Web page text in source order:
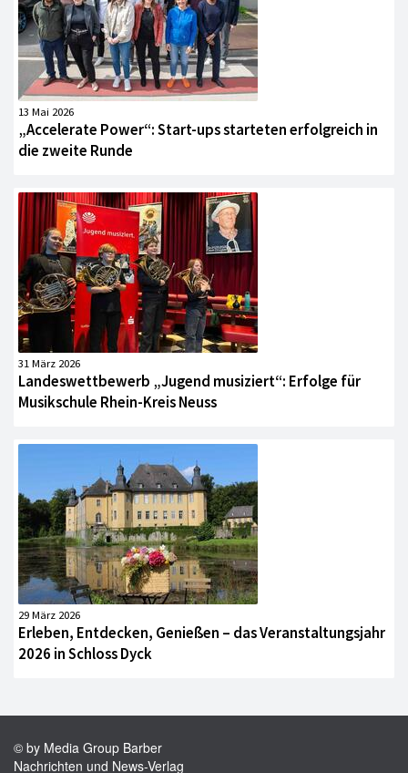
13 Mai 2026
„Accelerate Power“: Start-ups starteten erfolgreich in
die zweite Runde
31 März 2026
Landeswettbewerb „Jugend musiziert“: Erfolge für
Musikschule Rhein-Kreis Neuss
29 März 2026
Erleben, Entdecken, Genießen – das Veranstaltungsjahr
2026 in Schloss Dyck
© by Media Group Barber
Nachrichten und News-Verlag